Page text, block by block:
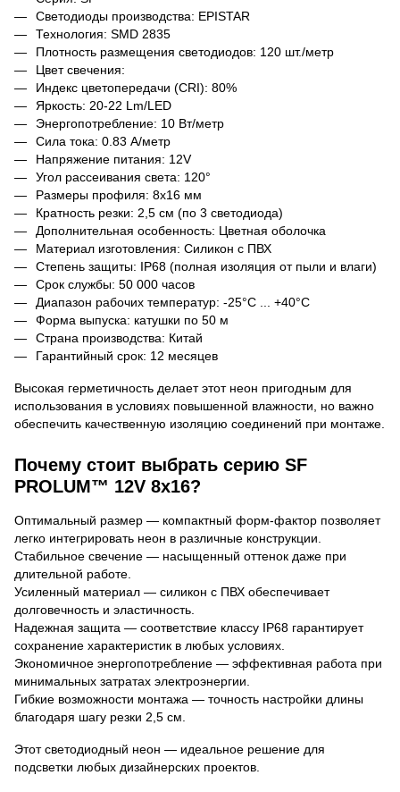
Светодиоды производства: EPISTAR
Технология: SMD 2835
Плотность размещения светодиодов: 120 шт./метр
Цвет свечения:
Индекс цветопередачи (CRI): 80%
Яркость: 20-22 Lm/LED
Энергопотребление: 10 Вт/метр
Сила тока: 0.83 A/метр
Напряжение питания: 12V
Угол рассеивания света: 120°
Размеры профиля: 8x16 мм
Кратность резки: 2,5 см (по 3 светодиода)
Дополнительная особенность: Цветная оболочка
Материал изготовления: Силикон с ПВХ
Степень защиты: IP68 (полная изоляция от пыли и влаги)
Срок службы: 50 000 часов
Диапазон рабочих температур: -25°C ... +40°C
Форма выпуска: катушки по 50 м
Страна производства: Китай
Гарантийный срок: 12 месяцев
Высокая герметичность делает этот неон пригодным для
использования в условиях повышенной влажности, но важно
обеспечить качественную изоляцию соединений при монтаже.
Почему стоит выбрать серию SF
PROLUM™ 12V 8x16?
Оптимальный размер — компактный форм-фактор позволяет
легко интегрировать неон в различные конструкции.
Стабильное свечение — насыщенный оттенок даже при
длительной работе.
Усиленный материал — силикон с ПВХ обеспечивает
долговечность и эластичность.
Надежная защита — соответствие классу IP68 гарантирует
сохранение характеристик в любых условиях.
Экономичное энергопотребление — эффективная работа при
минимальных затратах электроэнергии.
Гибкие возможности монтажа — точность настройки длины
благодаря шагу резки 2,5 см.
Этот светодиодный неон — идеальное решение для
подсветки любых дизайнерских проектов.